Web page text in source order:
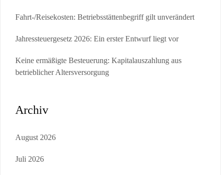
Fahrt-/Reisekosten: Betriebsstättenbegriff gilt unverändert
Jahressteuergesetz 2026: Ein erster Entwurf liegt vor
Keine ermäßigte Besteuerung: Kapitalauszahlung aus
betrieblicher Altersversorgung
Archiv
August 2026
Juli 2026